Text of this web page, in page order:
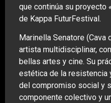
que continúa su proyecto
de Kappa FuturFestival.
Marinella Senatore (Cava
artista multidisciplinar,
bellas artes y cine. Su
estética de la resistencia
del compromiso social y
componente colectivo y